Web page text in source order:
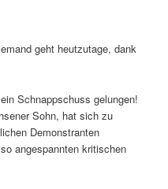
geht heutzutage, dank
Schnappschuss gelungen!
Sohn, hat sich zu
Demonstranten
angespannten kritischen